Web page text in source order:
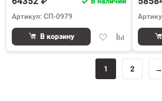
Артикул: СП-0979
Добавить
избранное
Добавить
сравнению
В корзину
1 2 →